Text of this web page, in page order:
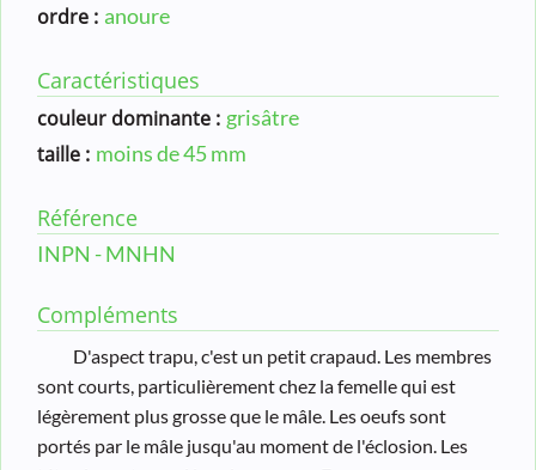
ordre : anoure
Caractéristiques
couleur dominante : grisâtre
taille : moins de 45 mm
Référence
INPN - MNHN
Compléments
D'aspect trapu, c'est un petit crapaud. Les membres
sont courts, particulièrement chez la femelle qui est
légèrement plus grosse que le mâle. Les oeufs sont
portés par le mâle jusqu'au moment de l'éclosion. Les